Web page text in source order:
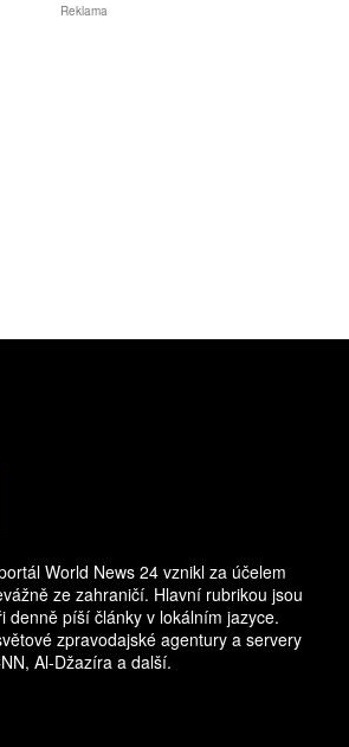
Reklama
World News 24 vznikl za účelem
ze zahraničí. Hlavní rubrikou jsou
denně píší články v lokálním jazyce.
zpravodajské agentury a servery
Al-Džazíra a další.